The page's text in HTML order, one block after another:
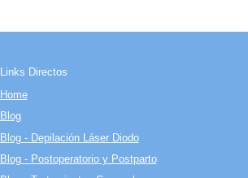
Links Directos
Home
Blog
Blog - Depilación Láser Diodo
Blog - Postoperatorio y Postparto